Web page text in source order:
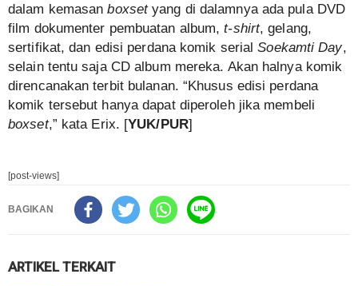
dalam kemasanboxsetyang di dalamnya ada pula DVD
film dokumenter pembuatan album,t-shirt, gelang,
sertifikat, dan edisi perdana komik serialSoekamti Day,
selain tentu saja CD album mereka. Akan halnya komik
direncanakan terbit bulanan. “Khusus edisi perdana
komik tersebut hanya dapat diperoleh jika membeli
boxset,” kata Erix. [YUK/PUR]
[post-views]
BAGIKAN
ARTIKEL TERKAIT